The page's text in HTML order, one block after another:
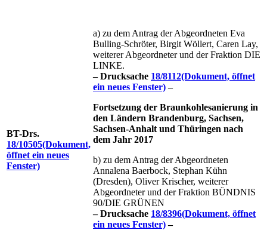
BT-Drs.
18/10505(Dokument,
öffnet ein neues
Fenster)
a) zu dem Antrag der Abgeordneten Eva
Bulling-Schröter, Birgit Wöllert, Caren Lay,
weiterer Abgeordneter und der Fraktion DIE
LINKE.
– Drucksache 18/8112(Dokument, öffnet
ein neues Fenster)–
Fortsetzung der Braunkohlesanierung in
den Ländern Brandenburg, Sachsen,
Sachsen-Anhalt und Thüringen nach
dem Jahr 2017
b) zu dem Antrag der Abgeordneten
Annalena Baerbock, Stephan Kühn
(Dresden), Oliver Krischer, weiterer
Abgeordneter und der Fraktion BÜNDNIS
90/DIE GRÜNEN
– Drucksache 18/8396(Dokument, öffnet
ein neues Fenster)–